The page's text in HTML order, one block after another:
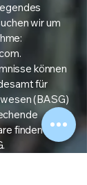
wir um
können
für
(BASG)
finden Sie